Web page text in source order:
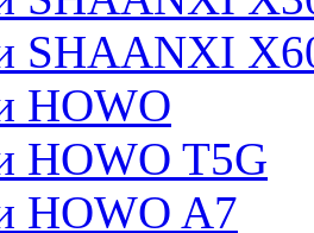
SHAANXI
HOWO
HOWO T5G
HOWO A7